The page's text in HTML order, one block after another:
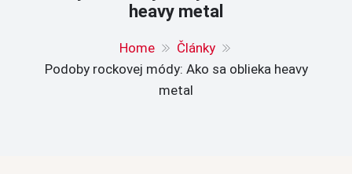
heavy metal
Home
Články
Podoby rockovej módy: Ako sa oblieka heavy
metal